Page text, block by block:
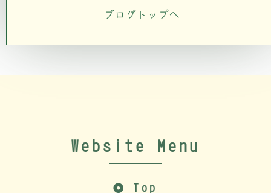
ブログトップへ
Website Menu
Top